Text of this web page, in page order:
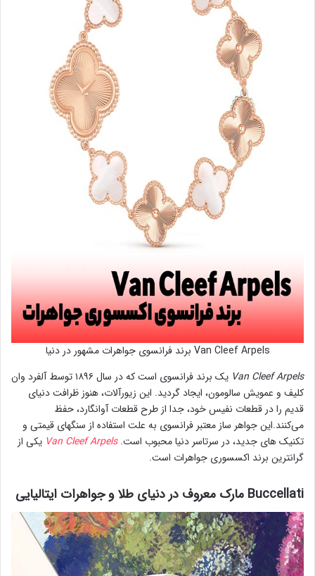
Van Cleef Arpels برند فرانسوی جواهرات مشهور در دنیا
Van Cleef Arpels
یک برند فرانسوی است که در سال ۱۸۹۶ توسط آلفرد وان
کلیف و عمویش سالومون، ایجاد گردید. این زیورآلات، هنوز ظرافت دنیای
قدیم را در قطعات نفیس خود، جدا از طرح قطعات آوانگارد، حفظ
می‌کنند.این جواهر ساز معتبر فرانسوی به علت استفاده از سنگهای قیمتی و
تکنیک های جدید، در سرتاسر دنیا محبوب است. Van Cleef Arpels یکی از
گرانترین برند اکسسوری جواهرات است.
Buccellati مارک معروف در دنیای طلا و جواهرات ایتالیایی